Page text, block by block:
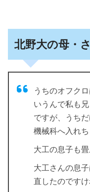
北野大の母・
うちのオフク
いうんで私も
ですが、うち
機械科へ入れち
大工の息子も畳
大工さんの息
直したのですけ